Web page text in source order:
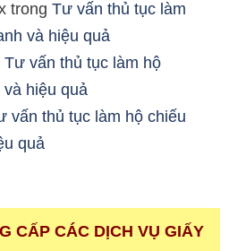
trong Tư vấn thủ tục làm
và hiệu quả
Tư vấn thủ tục làm hộ
hiệu quả
vấn thủ tục làm hộ chiếu
quả
CẤP CÁC DỊCH VỤ GIẤY